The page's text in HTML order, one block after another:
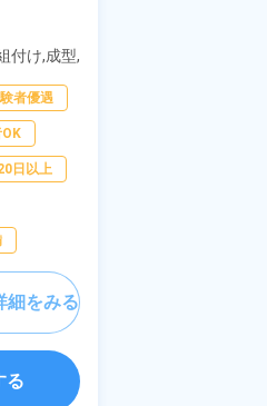
！《福
付け,成型,
,部品供
,検査,物
者優遇
日以上
細をみる
る